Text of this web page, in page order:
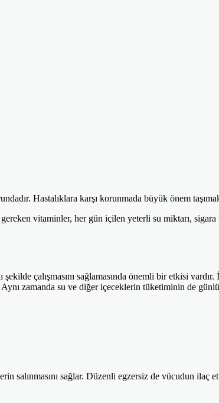
Hastalıklara karşı korunmada büyük önem
vitaminler, her gün içilen yeterli su miktarı, sigara
çalışmasını sağlamasında önemli bir etkisi
zamanda su ve diğer içeceklerin tüketiminin de
salınmasını sağlar. Düzenli egzersiz de vücudun ilaç